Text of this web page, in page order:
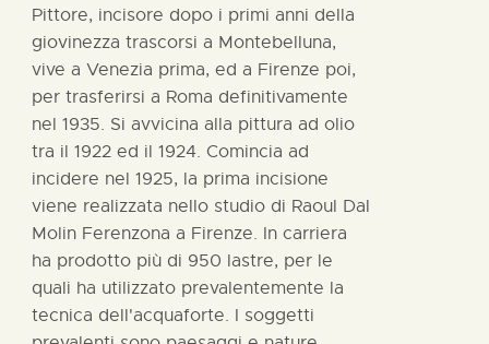
Pittore, incisore dopo i primi anni della
giovinezza trascorsi a Montebelluna,
vive a Venezia prima, ed a Firenze poi,
per trasferirsi a Roma definitivamente
nel 1935. Si avvicina alla pittura ad olio
tra il 1922 ed il 1924. Comincia ad
incidere nel 1925, la prima incisione
viene realizzata nello studio di Raoul Dal
Molin Ferenzona a Firenze. In carriera
ha prodotto più di 950 lastre, per le
quali ha utilizzato prevalentemente la
tecnica dell'acquaforte. I soggetti